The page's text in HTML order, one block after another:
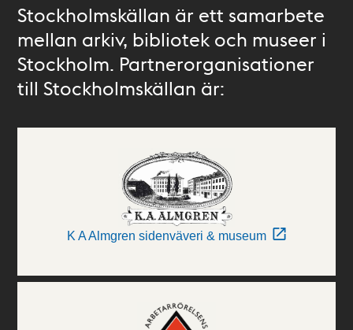
Stockholmskällan är ett samarbete
mellan arkiv, bibliotek och museer i
Stockholm. Partnerorganisationer
till Stockholmskällan är:
K A Almgren sidenväveri & museum